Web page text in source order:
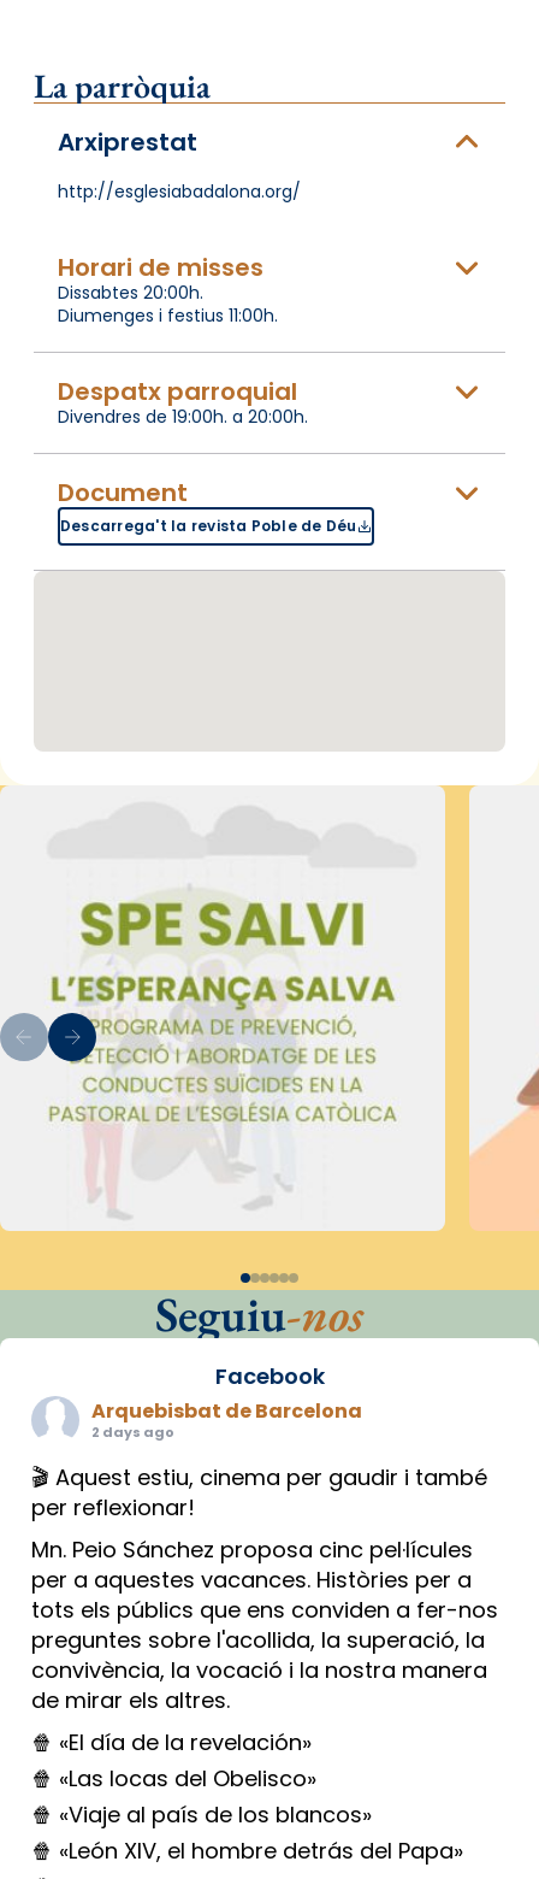
La parròquia
Arxiprestat
http://esglesiabadalona.org/
Horari de misses
Dissabtes 20:00h.
Diumenges i festius 11:00h.
Despatx parroquial
Divendres de 19:00h. a 20:00h.
Document
Descarrega't la revista Poble de Déu
Seguiu-nos
Facebook
Arquebisbat de Barcelona
2 days ago
🎬 Aquest estiu, cinema per gaudir i també
per reflexionar!
Mn. Peio Sánchez proposa cinc pel·lícules
per a aquestes vacances. Històries per a
tots els públics que ens conviden a fer-nos
preguntes sobre l'acollida, la superació, la
convivència, la vocació i la nostra manera
de mirar els altres.
🍿 «El día de la revelación»
🍿 «Las locas del Obelisco»
🍿 «Viaje al país de los blancos»
🍿 «León XIV, el hombre detrás del Papa»